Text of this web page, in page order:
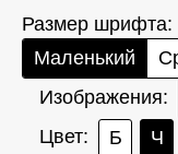
Размер шрифта:
Маленький
Изображения:
Цвет:
Б Ч